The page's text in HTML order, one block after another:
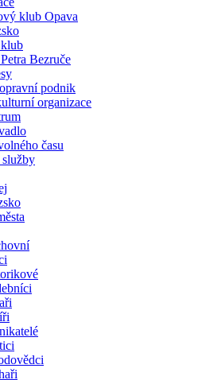
klub Opava
Bezruče
podnik
organizace
času